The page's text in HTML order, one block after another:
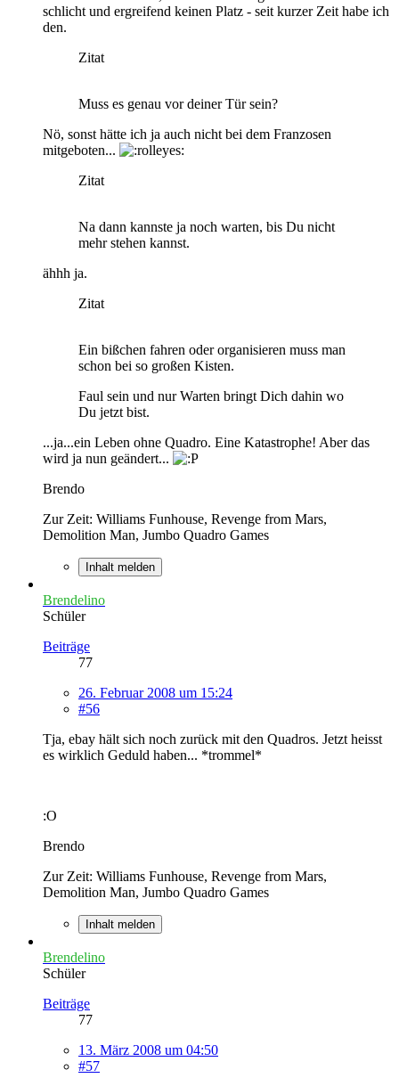
schlicht und ergreifend keinen Platz - seit kurzer Zeit habe ich
den.
Zitat
Muss es genau vor deiner Tür sein?
Nö, sonst hätte ich ja auch nicht bei dem Franzosen
mitgeboten...
Zitat
Na dann kannste ja noch warten, bis Du nicht
mehr stehen kannst.
ähhh ja.
Zitat
Ein bißchen fahren oder organisieren muss man
schon bei so großen Kisten.
Faul sein und nur Warten bringt Dich dahin wo
Du jetzt bist.
...ja...ein Leben ohne Quadro. Eine Katastrophe! Aber das
wird ja nun geändert...
Brendo
Zur Zeit: Williams Funhouse, Revenge from Mars,
Demolition Man, Jumbo Quadro Games
Inhalt melden
Brendelino
Schüler
Beiträge
77
26. Februar 2008 um 15:24
#56
Tja, ebay hält sich noch zurück mit den Quadros. Jetzt heisst
es wirklich Geduld haben... *trommel*
:O
Brendo
Zur Zeit: Williams Funhouse, Revenge from Mars,
Demolition Man, Jumbo Quadro Games
Inhalt melden
Brendelino
Schüler
Beiträge
77
13. März 2008 um 04:50
#57